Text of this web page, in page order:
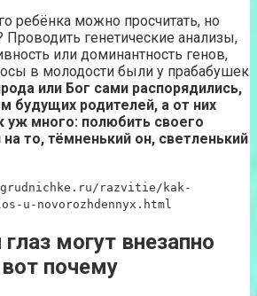
ребёнка можно просчитать, но
Проводить генетические анализы,
или доминантность генов,
в молодости были у прабабушек
или Бог сами распорядились,
будущих родителей, а от них
уж много: полюбить своего
то, тёмненький он, светленький
razvitie/kak-
u-novorozhdennyx.html
могут внезапно
почему